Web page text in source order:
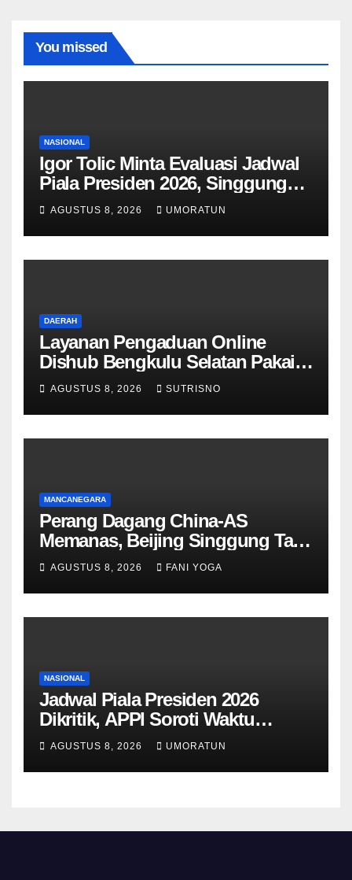
You missed
NASIONAL
Igor Tolic Minta Evaluasi Jadwal
Piala Presiden 2026, Singgung
Aturan FIFA soal Recovery 72
AGUSTUS 8, 2026 UMORATUN
DAERAH
Layanan Pengaduan Online
Dishub Bengkulu Selatan Pakai
QR Code untuk Lapor Rambu
Rusak hingga Parkir Liar
AGUSTUS 8, 2026 SUTRISNO
MANCANEGARA
Perang Dagang China-AS
Memanas, Beijing Singgung Tarif
Trump dan Penyelidikan
Keamanan Nasional
AGUSTUS 8, 2026 FANI YOGA
NASIONAL
Jadwal Piala Presiden 2026
Dikritik, APPI Soroti Waktu
Pemulihan Pemain Hanya Satu
AGUSTUS 8, 2026 UMORATUN